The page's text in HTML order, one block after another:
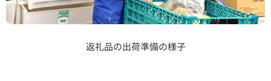
返礼品の出荷準備の様子